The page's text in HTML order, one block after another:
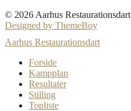
© 2026 Aarhus Restaurationsdart
Designed by ThemeBoy
Aarhus Restaurationsdart
Forside
Kampplan
Resultater
Stilling
Topliste